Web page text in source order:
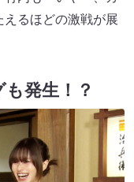
るほどの激戦が展
発生！？